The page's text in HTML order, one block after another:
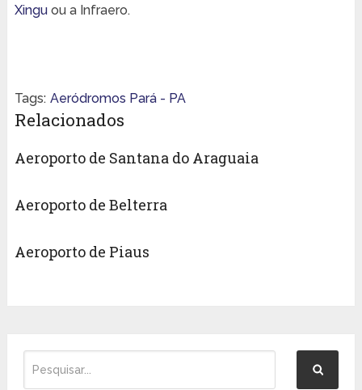
Xinguou a Infraero.
Tags: Aeródromos Pará - PA
Relacionados
Aeroporto de Santana do Araguaia
Aeroporto de Belterra
Aeroporto de Piaus